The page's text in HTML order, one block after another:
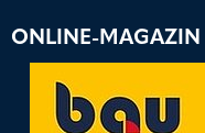
ONLINE-MAGAZIN